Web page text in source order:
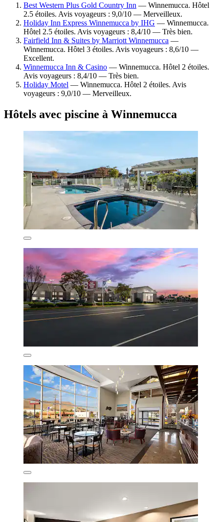
Best Western Plus Gold Country Inn — Winnemucca. Hôtel
2.5 étoiles. Avis voyageurs : 9,0/10 — Merveilleux.
Holiday Inn Express Winnemucca by IHG — Winnemucca.
Hôtel 2.5 étoiles. Avis voyageurs : 8,4/10 — Très bien.
Fairfield Inn & Suites by Marriott Winnemucca —
Winnemucca. Hôtel 3 étoiles. Avis voyageurs : 8,6/10 —
Excellent.
Winnemucca Inn & Casino — Winnemucca. Hôtel 2 étoiles.
Avis voyageurs : 8,4/10 — Très bien.
Holiday Motel — Winnemucca. Hôtel 2 étoiles. Avis
voyageurs : 9,0/10 — Merveilleux.
Hôtels avec piscine à Winnemucca